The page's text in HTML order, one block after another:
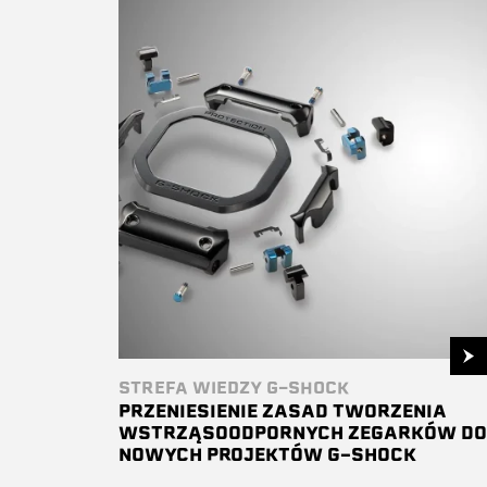
STREFA WIEDZY G-SHOCK
PRZENIESIENIE ZASAD TWORZENIA
WSTRZĄSOODPORNYCH ZEGARKÓW DO
NOWYCH PROJEKTÓW G-SHOCK